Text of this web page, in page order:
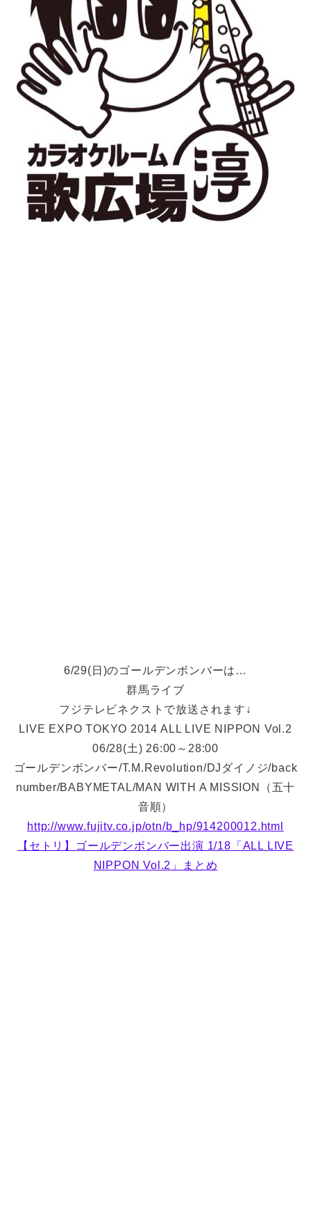
6/29(日)のゴールデンボンバーは…
群馬ライブ
フジテレビネクストで放送されます↓
LIVE EXPO TOKYO 2014 ALL LIVE NIPPON Vol.2
06/28(土) 26:00～28:00
ゴールデンボンバー/T.M.Revolution/DJダイノジ/back
number/BABYMETAL/MAN WITH A MISSION（五十
音順）
http://www.fujitv.co.jp/otn/b_hp/914200012.html
【セトリ】ゴールデンボンバー出演 1/18「ALL LIVE
NIPPON Vol.2」まとめ